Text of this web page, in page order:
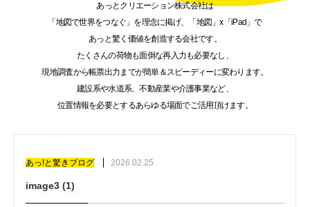
あっとクリエーション株式会社は
「地図で世界をつなぐ」を理念に掲げ、「地図」x「iPad」で
あっと驚く価値を創造する会社です。
たくさんの荷物も面倒な再入力も必要なし、
現地調査から帳票出力までが簡単＆スピーディーに変わります。
建設系や水道系、不動産業や介護事業など、
位置情報を必要とするあらゆる場面でご活用頂けます。
あっ!と驚きブログ 2026.02.25
image3 (1)